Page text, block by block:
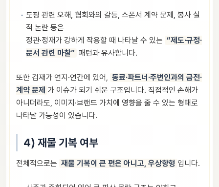
도핑 관련 오해, 협회와의 갈등, 스폰서 계약 문제, 봉사 실
적 논란 등은
정관·정재가 강하게 작용할 때 나타날 수 있는 “제도·규정·
문서 관련 마찰” 패턴과 유사합니다.
또한 겁재가 연지·연간에 있어, 동료·파트너·주변인과의 금전·
계약 문제 가 이슈가 되기 쉬운 구조입니다. 직접적인 손해가
아니더라도, 이미지·브랜드 가치에 영향을 줄 수 있는 형태로
나타날 가능성이 있습니다.
4) 재물 기복 여부
전체적으로는 재물 기복이 큰 편은 아니고, 우상향형 입니다.